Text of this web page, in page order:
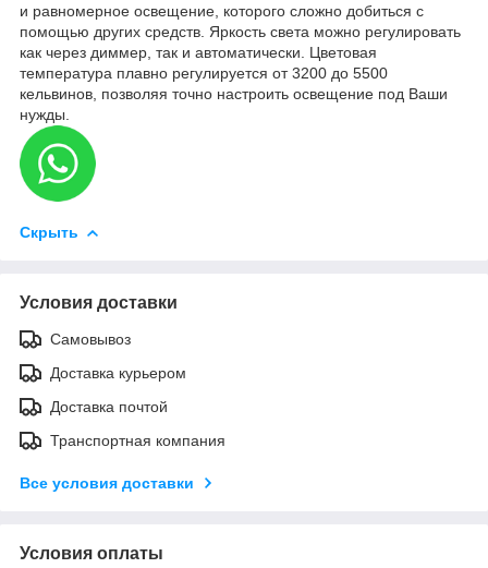
и равномерное освещение, которого сложно добиться с
помощью других средств. Яркость света можно регулировать
как через диммер, так и автоматически. Цветовая
температура плавно регулируется от 3200 до 5500
кельвинов, позволяя точно настроить освещение под Ваши
нужды.
Скрыть
Условия доставки
Самовывоз
Доставка курьером
Доставка почтой
Транспортная компания
Все условия доставки
Условия оплаты